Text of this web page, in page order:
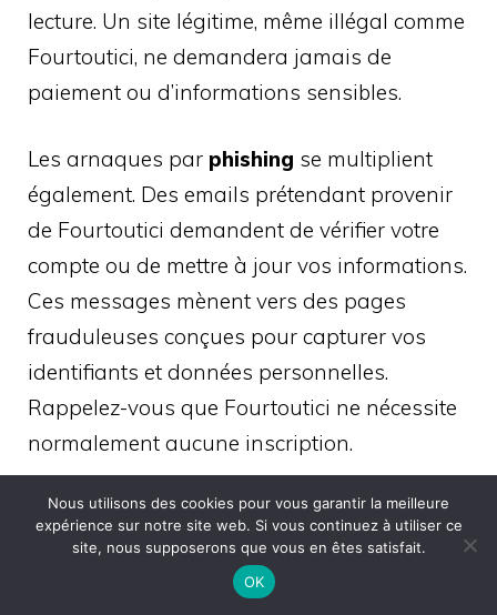
lecture. Un site légitime, même illégal comme
Fourtoutici, ne demandera jamais de
paiement ou d’informations sensibles.
Les arnaques par phishing se multiplient
également. Des emails prétendant provenir
de Fourtoutici demandent de vérifier votre
compte ou de mettre à jour vos informations.
Ces messages mènent vers des pages
frauduleuses conçues pour capturer vos
identifiants et données personnelles.
Rappelez-vous que Fourtoutici ne nécessite
normalement aucune inscription.
Lespublicités trompeusesconstituent un
autre piège fréquent. Des boutons de
téléchargement factices, plus visibles que le
Nous utilisons des cookies pour vous garantir la meilleure
expérience sur notre site web. Si vous continuez à utiliser ce
site, nous supposerons que vous en êtes satisfait.
OK